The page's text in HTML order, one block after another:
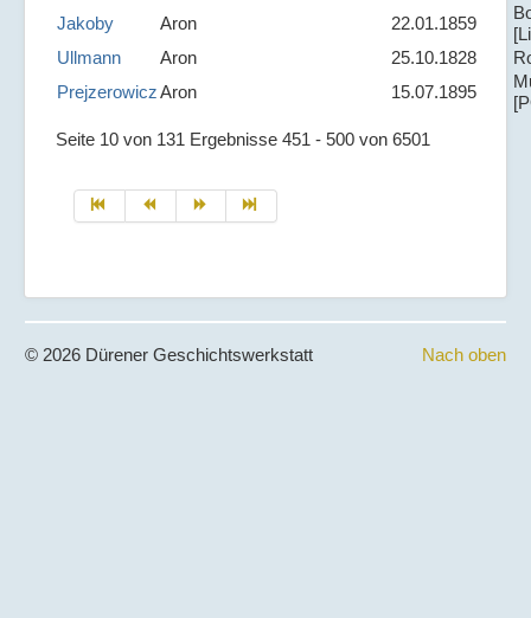
Jakoby
Aron 22.01.1859
Ullmann
Aron 25.10.1828
PrejzerowiczAron 15.07.1895
Seite 10 von 131 Ergebnisse 451 - 500 von 6501
Nach oben
© 2026 Dürener Geschichtswerkstatt